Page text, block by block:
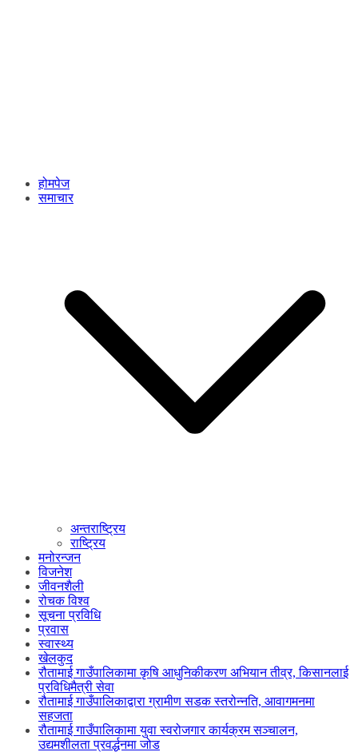
होमपेज
समाचार
अन्तराष्ट्रिय
राष्ट्रिय
मनोरन्जन
विजनेश
जीवनशैली
रोचक विश्व
सूचना प्रविधि
प्रवास
स्वास्थ्य
खेलकुद
रौतामाई गाउँपालिकामा कृषि आधुनिकीकरण अभियान तीव्र, किसानलाई
प्रविधिमैत्री सेवा
रौतामाई गाउँपालिकाद्वारा ग्रामीण सडक स्तरोन्नति, आवागमनमा
सहजता
रौतामाई गाउँपालिकामा युवा स्वरोजगार कार्यक्रम सञ्चालन,
उद्यमशीलता प्रवर्द्धनमा जोड